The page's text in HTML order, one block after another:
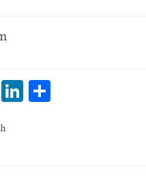
Telegram
LinkedIn